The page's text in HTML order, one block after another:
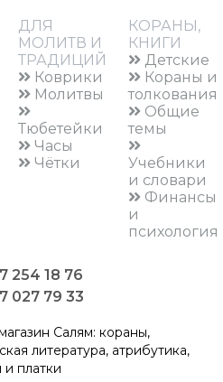
ДЛЯ
МОЛИТВ И
ТРАДИЦИЙ
Коврики
Молитвы
Тюбетейки
Часы
Чётки
КОРАНЫ,
КНИГИ
Детские
Кораны и
толкования
Общие
темы
Учебники
и словари
Финансы
и
психология
254 18 76
027 79 33
Салям: кораны,
литература, атрибутика,
платки